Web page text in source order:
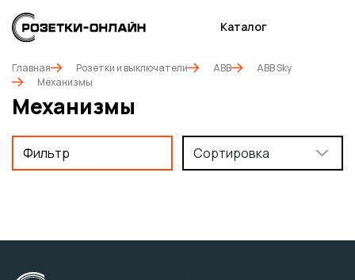
Каталог
Главная Розетки и выключатели ABB
ABB Sky
Механизмы
Механизмы
Фильтр Сортировка